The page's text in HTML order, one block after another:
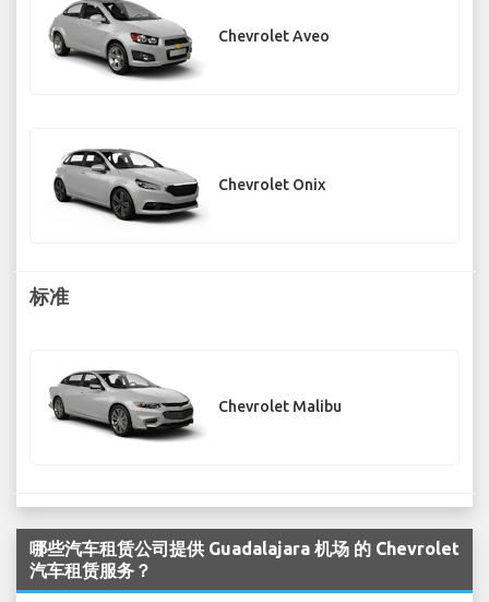
Chevrolet Aveo
Chevrolet Onix
标准
Chevrolet Malibu
哪些汽车租赁公司提供 Guadalajara 机场 的 Chevrolet
汽车租赁服务？